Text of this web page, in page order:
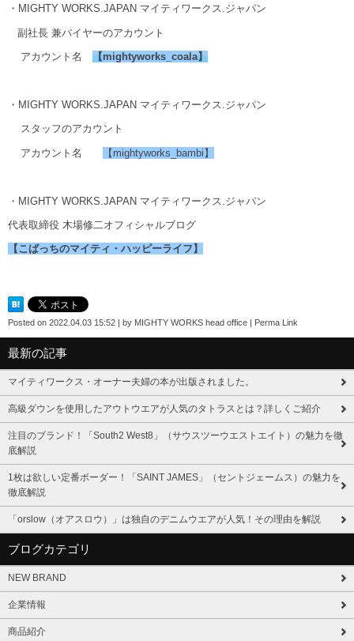
・MIGHTY WORKS.JAPAN マイティワークス.ジャパン
副社長 兼バイヤーのアカウント
アカウント名 【mightyworks_coala】
・MIGHTY WORKS.JAPAN マイティワークス.ジャパン
スタッフのアカウント
アカウント名 【mightyworks_bambi】
・MIGHTY WORKS.JAPAN マイティワークス.ジャパン
代表取締役 木場修二オフィシャルブログ
【こばっちのマイティ・ハッピーライフ】
Posted on 2022.04.03 15:52 by MIGHTY WORKS head office Perma Link
最新の記事
マイティワークス・オーナー夫婦の本が出版されました。
高級ダウンを使用したアウトウエアが人気のタトラスとは？詳しくご紹介
注目のブランド！「South2 West8」（サウスツーウエストエイト）の魅力を徹
底解説
1枚は欲しい定番ボーダー！「SAINT JAMES」（セントジェームス）の魅力を
徹底解説
「orslow（オアスロウ）」は独自のデニムウエアが人気！その理由を解説
ブログカテゴリ
NEW BRAND
企業情報
商品紹介